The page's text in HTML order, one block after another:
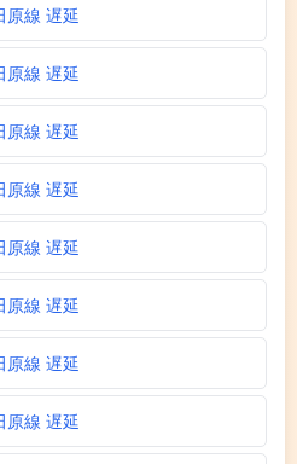
原線 遅延
原線 遅延
原線 遅延
原線 遅延
原線 遅延
原線 遅延
原線 遅延
原線 遅延